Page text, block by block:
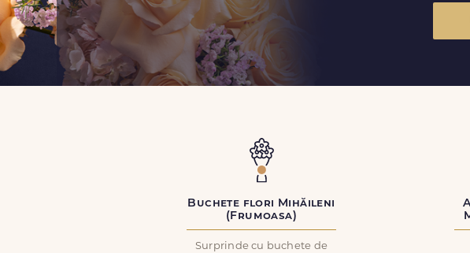
Buchete flori Mihăileni
(Frumoasa)
Surprinde cu buchete de